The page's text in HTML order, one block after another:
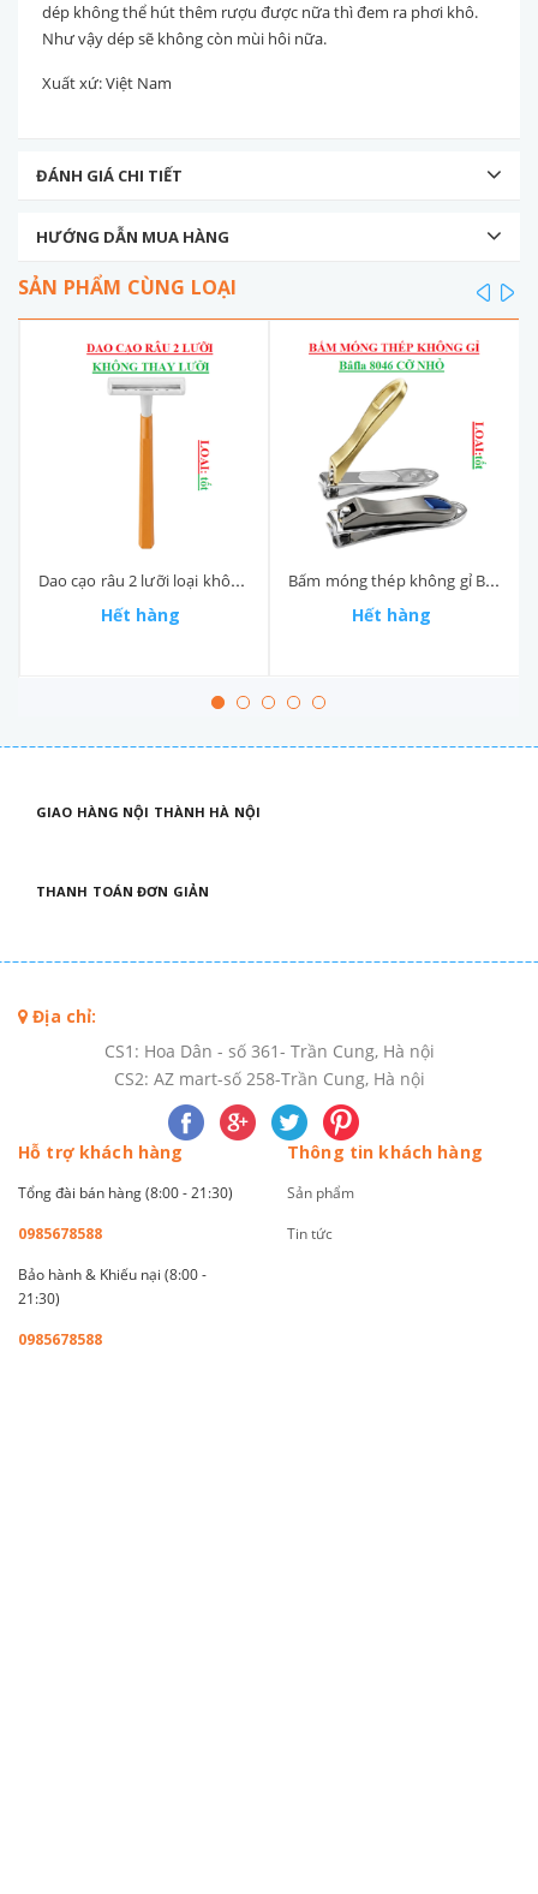
dép không thể hút thêm rượu được nữa thì đem ra phơi khô.
Như vậy dép sẽ không còn mùi hôi nữa.
Xuất xứ: Việt Nam
ĐÁNH GIÁ CHI TIẾT
HƯỚNG DẪN MUA HÀNG
SẢN PHẨM CÙNG LOẠI
Dao cạo râu 2 lưỡi loại không thay lưỡi Bic
Hết hàng
Bấm móng thép không gỉ Bâfla size nhỏ 8046
Hết hàng
prev
GIAO HÀNG NỘI THÀNH HÀ NỘI
THANH TOÁN ĐƠN GIẢN
Địa chỉ:
CS1: Hoa Dân - số 361- Trần Cung, Hà nội
CS2: AZ mart-số 258-Trần Cung, Hà nội
Hỗ trợ khách hàng
Tổng đài bán hàng (8:00 - 21:30)
0985678588
Bảo hành & Khiếu nại (8:00 -
21:30)
0985678588
Thông tin khách hàng
Sản phẩm
Tin tức